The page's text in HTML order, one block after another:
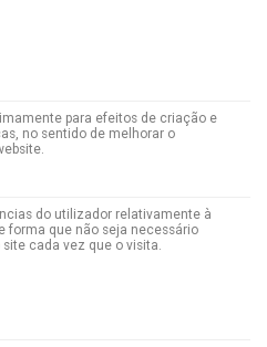
para efeitos de criação e
no sentido de melhorar o
do utilizador relativamente à
forma que não seja necessário
cada vez que o visita.